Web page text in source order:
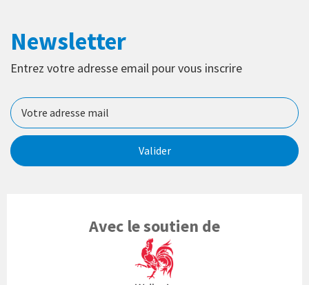
Newsletter
Entrez votre adresse email pour vous inscrire
Valider
Avec le soutien de